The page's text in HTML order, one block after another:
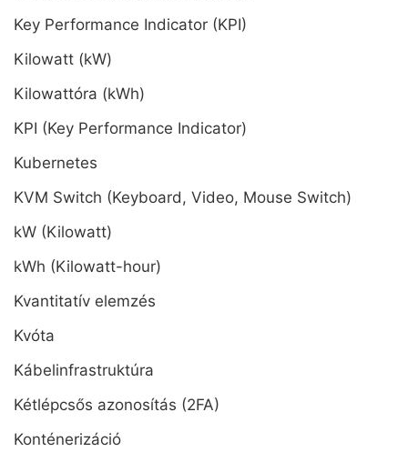
Key Performance Indicator (KPI)
Kilowatt (kW)
Kilowattóra (kWh)
KPI (Key Performance Indicator)
Kubernetes
KVM Switch (Keyboard, Video, Mouse Switch)
kW (Kilowatt)
kWh (Kilowatt-hour)
Kvantitatív elemzés
Kvóta
Kábelinfrastruktúra
Kétlépcsős azonosítás (2FA)
Konténerizáció